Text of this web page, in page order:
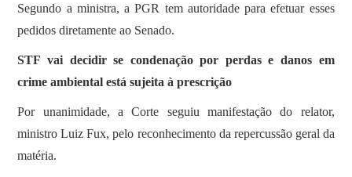
Segundo a ministra, a PGR tem autoridade para efetuar esses
pedidos diretamente ao Senado.
STF vai decidir se condenação por perdas e danos em
crime ambiental está sujeita à prescrição
Por unanimidade, a Corte seguiu manifestação do relator,
ministro Luiz Fux, pelo reconhecimento da repercussão geral da
matéria.